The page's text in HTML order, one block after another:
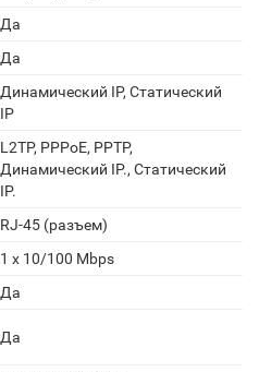
Да
Да
Динамический IP, Статический
IP
L2TP, PPPoE, PPTP,
Динамический IP., Статический
IP.
RJ-45 (разъем)
1 х 10/100 Mbps
Да
Да